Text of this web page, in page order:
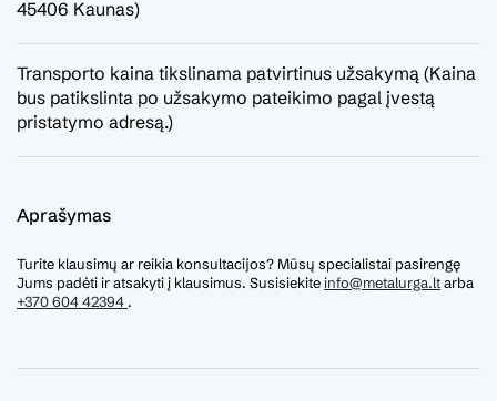
Aprašymas
Turite klausimų ar reikia konsultacijos? Mūsų specialistai pasirengę
Jums padėti ir atsakyti į klausimus. Susisiekiteinfo@metalurga.ltarba
+370 604 42394 .
45406 Kaunas)
Transporto kaina tikslinama patvirtinus užsakymą (Kaina
bus patikslinta po užsakymo pateikimo pagal įvestą
pristatymo adresą.)